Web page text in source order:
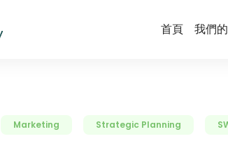
首頁 我們
Marketing Strategic Planning